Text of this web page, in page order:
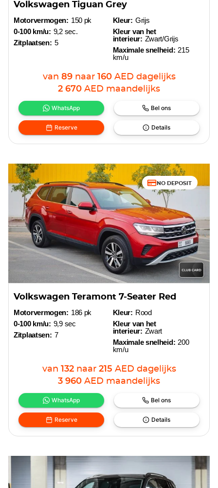
Volkswagen Tiguan Grey
Motorvermogen: 150 pk
0-100 km/u: 9,2 sec.
Zitplaatsen: 5
Kleur: Grijs
Kleur van het
interieur: Zwart/Grijs
Maximale snelheid: 215
km/u
van 89 naar 160 AED dagelijks
2 670 AED maandelijks
WhatsApp Bel ons
Reserve Details
NO DEPOSIT
Volkswagen Teramont 7-Seater Red
Motorvermogen: 186 pk
0-100 km/u: 9,9 sec
Zitplaatsen: 7
Kleur: Rood
Kleur van het
interieur: Zwart
Maximale snelheid: 200
km/u
van 132 naar 215 AED dagelijks
3 960 AED maandelijks
WhatsApp Bel ons
Reserve Details